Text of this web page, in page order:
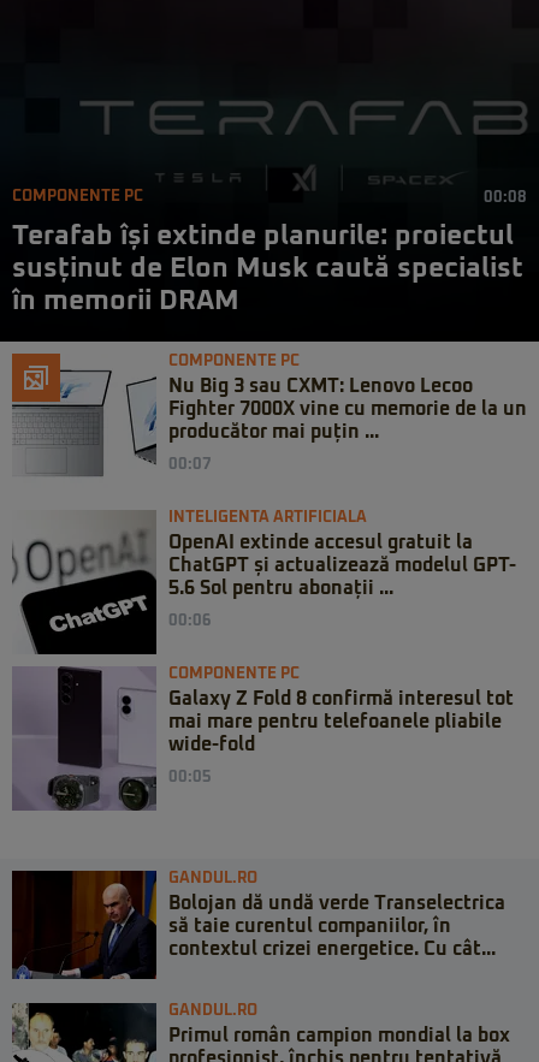
COMPONENTE PC 00:08
Terafab își extinde planurile: proiectul
susținut de Elon Musk caută specialist
în memorii DRAM
COMPONENTE PC
Nu Big 3 sau CXMT: Lenovo Lecoo
Fighter 7000X vine cu memorie de la un
producător mai puțin ...
00:07
INTELIGENTA ARTIFICIALA
OpenAI extinde accesul gratuit la
ChatGPT și actualizează modelul GPT-
5.6 Sol pentru abonații ...
00:06
COMPONENTE PC
Galaxy Z Fold 8 confirmă interesul tot
mai mare pentru telefoanele pliabile
wide-fold
00:05
GANDUL.RO
Bolojan dă undă verde Transelectrica
să taie curentul companiilor, în
contextul crizei energetice. Cu cât...
GANDUL.RO
Primul român campion mondial la box